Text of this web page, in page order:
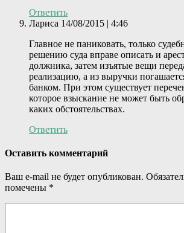
Ответить
Лариса 14/08/2015 | 4:46
Главное не паниковать, только
решению суда вправе описать и
должника, затем изъятые вещи
реализацию, а из выручки
банком. При этом существует
которое взыскание не может быть
каких обстоятельствах.
Ответить
Оставить комментарий
Ваш e-mail не будет опубликован.
помечены *